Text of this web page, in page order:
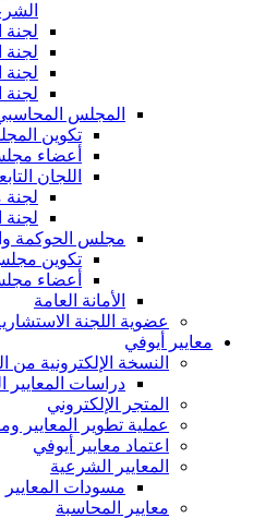
لجنة
لجنة
لجنة
لجنة
المجلس
تكوين
أعضاء
اللجان
لجنة
لجنة
مجلس الحوكمة
تكوين
أعضاء
الأمانة العامة
عضوية اللجنة
معايير أيوفي
النسخة الإلكترونية من
دراسات المعايير
المتجر الإلكتروني
عملية تطوير المعايير
اعتماد معايير أيوفي
المعايير الشرعية
مسودات المعايير
معايير المحاسبة